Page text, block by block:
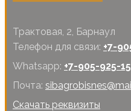
Трактовая, 2, Барнаул
Телефон для связи: +7-
Whatsapp: +7-905-925-
Почта:
Скачать реквизиты